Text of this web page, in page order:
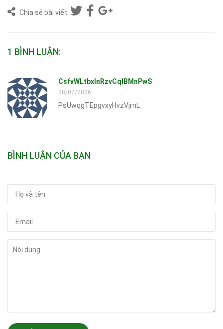
Chia sẻ bài viết:
1 BÌNH LUẬN:
CsfvWLtbxInRzvCqlBMnPwS
28/07/2026
PsUwqgTEpgvxyHvzVjrnL
BÌNH LUẬN CỦA BẠN